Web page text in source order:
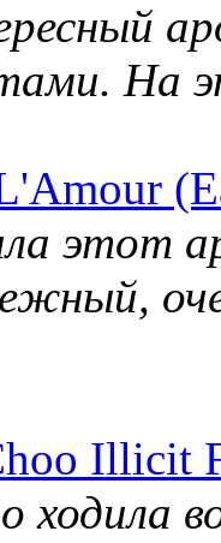
На
этот
Illicit
ходила